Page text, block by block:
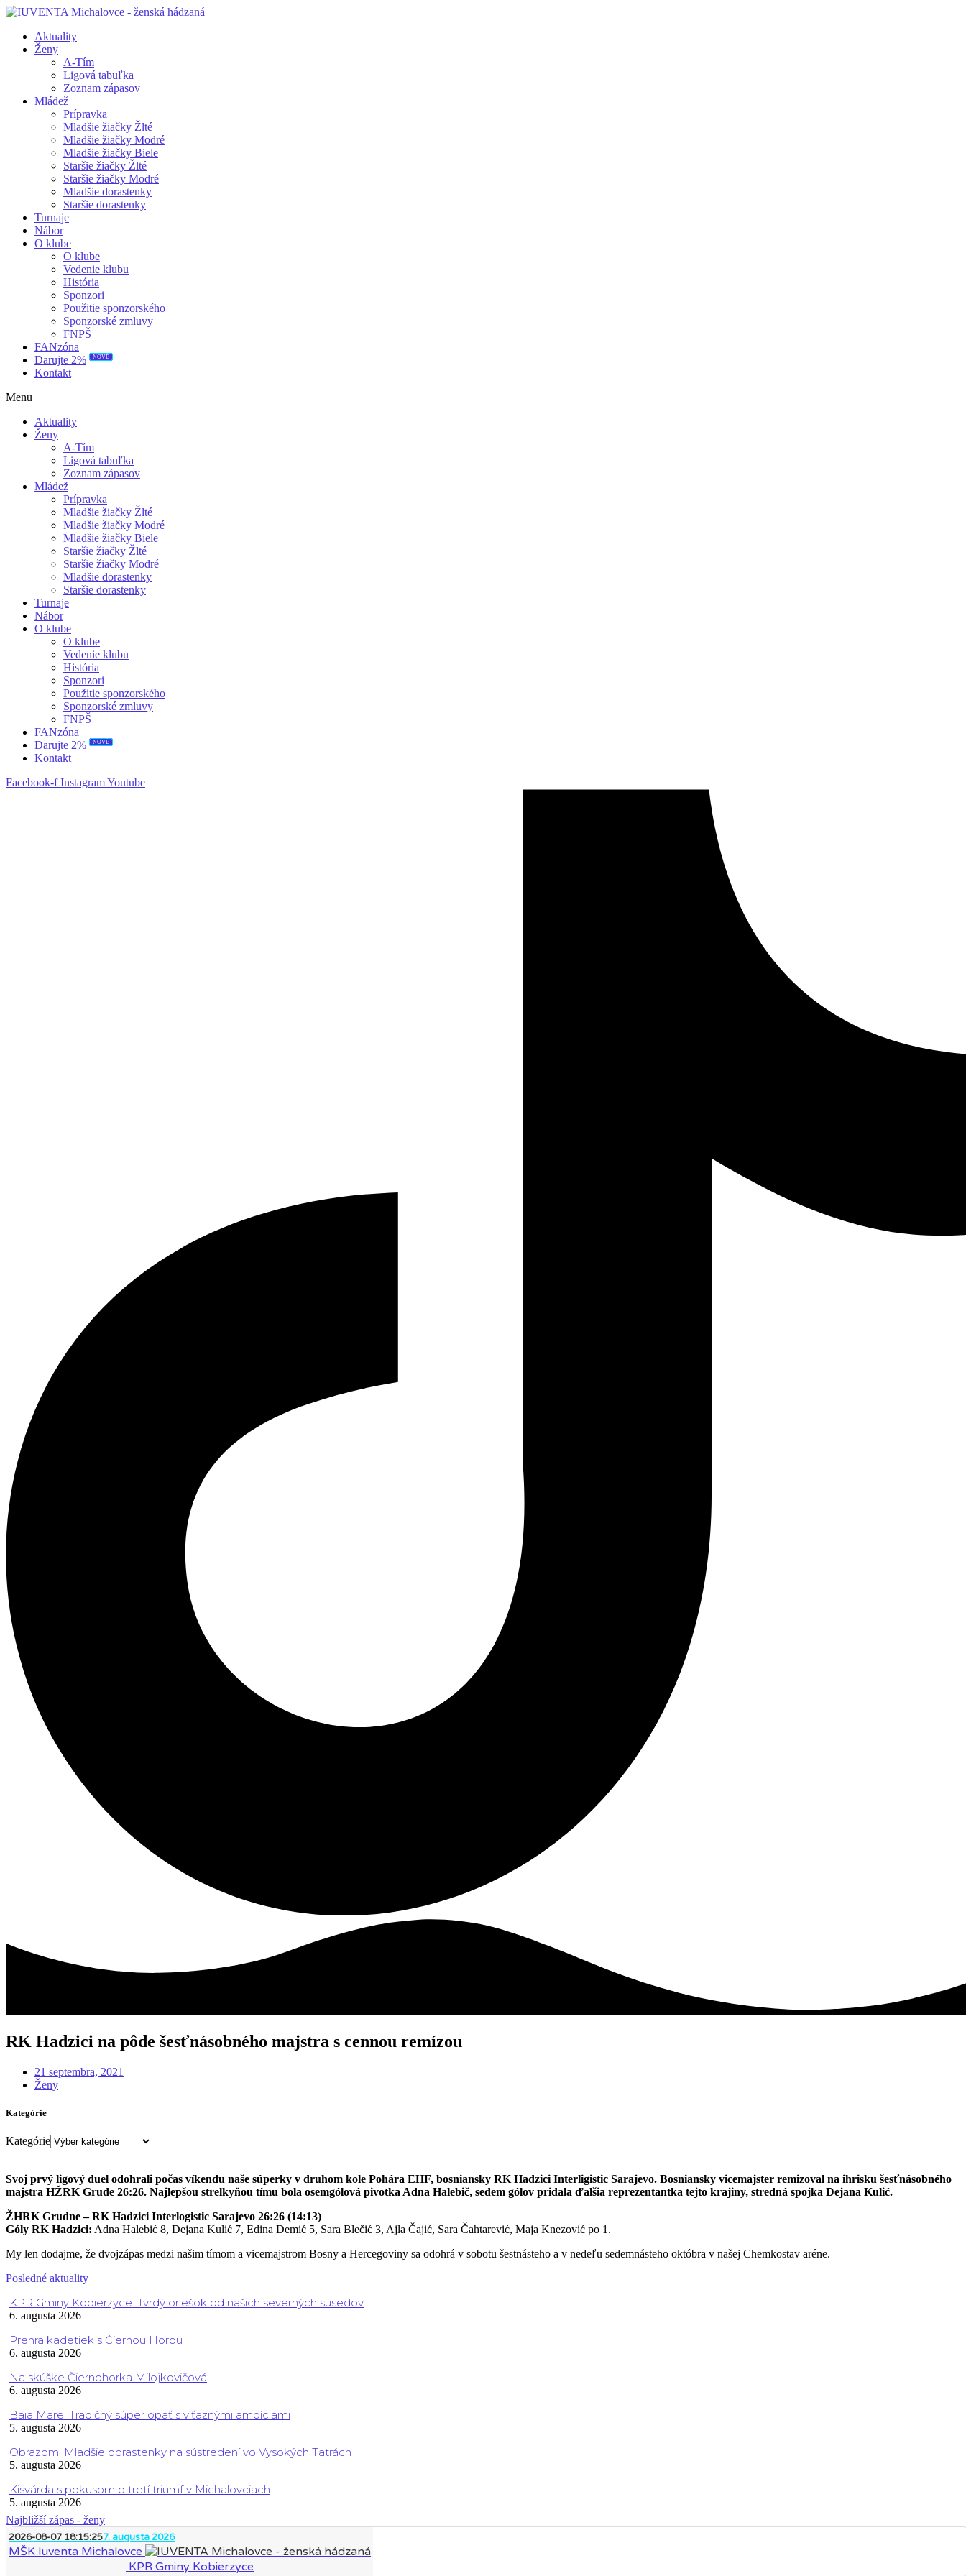
Aktuality
Ženy
A-Tím
Ligová tabuľka
Zoznam zápasov
Mládež
Prípravka
Mladšie žiačky Žlté
Mladšie žiačky Modré
Mladšie žiačky Biele
Staršie žiačky Žlté
Staršie žiačky Modré
Mladšie dorastenky
Staršie dorastenky
Turnaje
Nábor
O klube
O klube
Vedenie klubu
História
Sponzori
Použitie sponzorského
Sponzorské zmluvy
FNPŠ
FANzóna
Darujte 2%
NOVÉ
Kontakt
Menu
Aktuality
Ženy
A-Tím
Ligová tabuľka
Zoznam zápasov
Mládež
Prípravka
Mladšie žiačky Žlté
Mladšie žiačky Modré
Mladšie žiačky Biele
Staršie žiačky Žlté
Staršie žiačky Modré
Mladšie dorastenky
Staršie dorastenky
Turnaje
Nábor
O klube
O klube
Vedenie klubu
História
Sponzori
Použitie sponzorského
Sponzorské zmluvy
FNPŠ
FANzóna
Darujte 2%
NOVÉ
Kontakt
Facebook-f InstagramYoutube
RK Hadzici na pôde šesťnásobného majstra s cennou remízou
21 septembra, 2021
Ženy
Kategórie
Kategórie
Svoj prvý ligový duel odohrali počas víkendu naše súperky v druhom kole Pohára EHF, bosniansky RK Hadzici Interligistic Sarajevo. Bosniansky vicemajster remizoval na ihrisku šesťnásobného
majstra HŽRK Grude 26:26. Najlepšou strelkyňou tímu bola osemgólová pivotka Adna Halebič, sedem gólov pridala ďalšia reprezentantka tejto krajiny, stredná spojka Dejana Kulić.
ŽHRK Grudne – RK Hadzici Interlogistic Sarajevo 26:26 (14:13)
Góly RK Hadzici: Adna Halebić 8, Dejana Kulić 7, Edina Demić 5, Sara Blečić 3, Ajla Čajić, Sara Čahtarević, Maja Knezović po 1.
My len dodajme, že dvojzápas medzi našim tímom a vicemajstrom Bosny a Hercegoviny sa odohrá v sobotu šestnásteho a v nedeľu sedemnásteho októbra v našej Chemkostav aréne.
Posledné aktuality
KPR Gminy Kobierzyce: Tvrdý oriešok od našich severných susedov
6. augusta 2026
Prehra kadetiek s Čiernou Horou
6. augusta 2026
Na skúške Čiernohorka Milojkovičová
6. augusta 2026
Baia Mare: Tradičný súper opäť s víťaznými ambíciami
5. augusta 2026
Obrazom: Mladšie dorastenky na sústredení vo Vysokých Tatrách
5. augusta 2026
Kisvárda s pokusom o tretí triumf v Michalovciach
5. augusta 2026
Najbližší zápas - ženy
2026-08-07 18:15:257. augusta 2026
MŠK Iuventa Michalovce
KPR Gminy Kobierzyce